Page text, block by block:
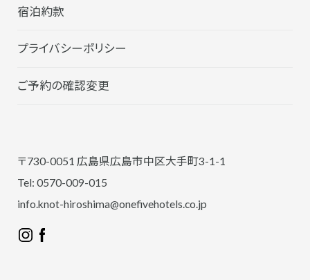
宿泊約款
プライバシーポリシー
ご予約の確認変更
〒730-0051 広島県広島市中区大手町3-1-1
Tel: 0570-009-015
info.knot-hiroshima@onefivehotels.co.jp